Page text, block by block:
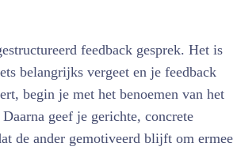
feedback gesprek. Het is
belangrijks vergeet en je feedback
begin je met het benoemen van het
geef je gerichte, concrete
de ander gemotiveerd blijft om ermee